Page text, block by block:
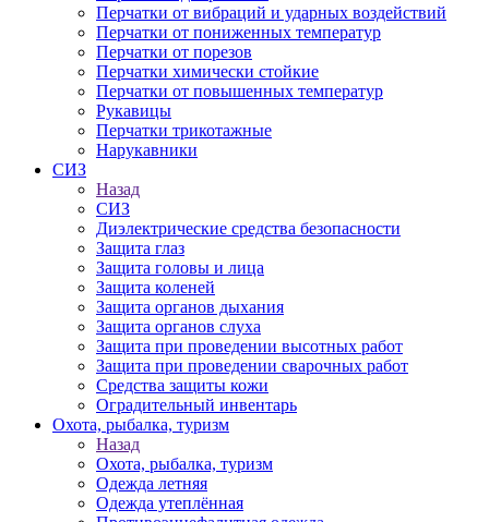
Перчатки от вибраций и ударных воздействий
Перчатки от пониженных температур
Перчатки от порезов
Перчатки химически стойкие
Перчатки от повышенных температур
Рукавицы
Перчатки трикотажные
Нарукавники
СИЗ
Назад
СИЗ
Диэлектрические средства безопасности
Защита глаз
Защита головы и лица
Защита коленей
Защита органов дыхания
Защита органов слуха
Защита при проведении высотных работ
Защита при проведении сварочных работ
Средства защиты кожи
Оградительный инвентарь
Охота, рыбалка, туризм
Назад
Охота, рыбалка, туризм
Одежда летняя
Одежда утеплённая